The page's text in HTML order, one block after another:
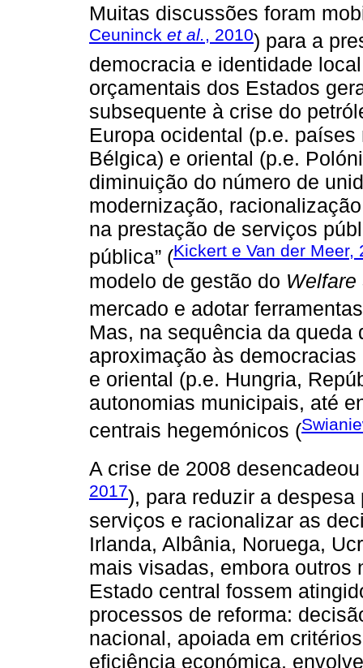
Muitas discussões foram
Ceuninck et al., 2010) para a
democracia e identidade
orçamentais dos Estados
subsequente à crise do
Europa ocidental (p.e.
Bélgica) e oriental (p.e.
diminuição do número de
modernização,
na prestação de serviços
pública” (Kickert e Van der Meer,
modelo de gestão do Welfare
mercado e adotar
Mas, na sequência da queda
aproximação às
e oriental (p.e. Hungria,
autonomias municipais, até
centrais hegemónicos (
A crise de 2008
2017), para reduzir a
serviços e racionalizar as
Irlanda, Albânia, Noruega,
mais visadas, embora outros
Estado central fossem
processos de reforma:
nacional, apoiada em
eficiência económica,